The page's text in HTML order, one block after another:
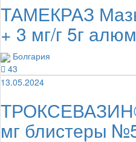
ТАМЕКРАЗ
+ 3 мг/г 5г
Болгария
43
13.05.2024
мг блистеры